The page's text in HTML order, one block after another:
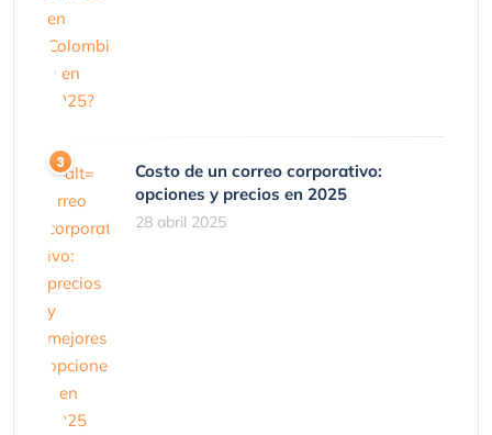
Costo de un correo corporativo:
opciones y precios en 2025
28 abril 2025